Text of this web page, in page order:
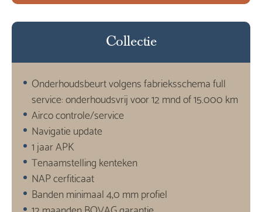
Collectie
Onderhoudsbeurt volgens fabrieksschema full
service: onderhoudsvrij voor 12 mnd of 15.000 km
Airco controle/service
Navigatie update
1 jaar APK
Tenaamstelling kenteken
NAP cerfiticaat
Banden minimaal 4,0 mm profiel